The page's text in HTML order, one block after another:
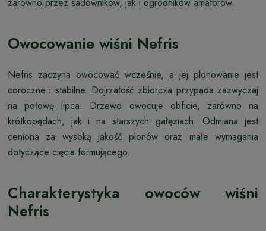
zarówno przez sadowników, jak i ogrodników amatorów.
Owocowanie wiśni Nefris
Nefris zaczyna owocować wcześnie, a jej plonowanie jest
coroczne i stabilne. Dojrzałość zbiorcza przypada zazwyczaj
na połowę lipca. Drzewo owocuje obficie, zarówno na
krótkopędach, jak i na starszych gałęziach. Odmiana jest
ceniona za wysoką jakość plonów oraz małe wymagania
dotyczące cięcia formującego.
Charakterystyka owoców wiśni
Nefris